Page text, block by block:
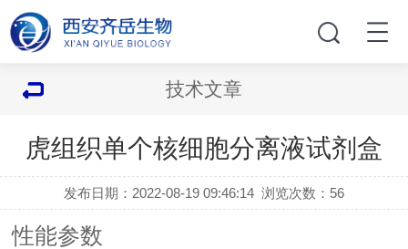
技术文章
虎组织单个核细胞分离液试剂盒
发布日期：2022-08-19 09:46:14 浏览次数： 56
性能参数